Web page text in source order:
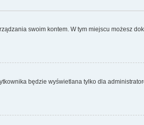
swoim kontem. W tym miejscu możesz
będzie wyświetlana tylko dla